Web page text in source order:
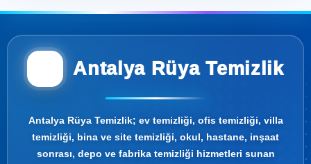
Antalya Rüya Temizlik
Antalya Rüya Temizlik; ev temizliği, ofis temizliği, villa
temizliği, bina ve site temizliği, okul, hastane, inşaat
sonrası, depo ve fabrika temizliği hizmetleri sunan